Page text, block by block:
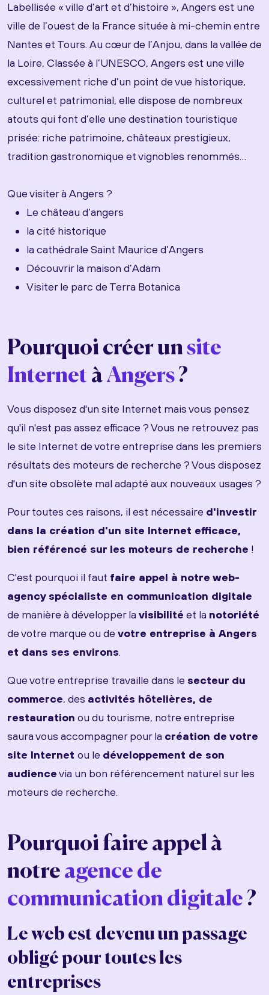
Labellisée « ville d’art et d’histoire », Angers est une
ville de l’ouest de la France située à mi-chemin entre
Nantes et Tours. Au cœur de l’Anjou, dans la vallée de
la Loire, Classée à l’UNESCO, Angers est une ville
excessivement riche d’un point de vue historique,
culturel et patrimonial, elle dispose de nombreux
atouts qui font d’elle une destination touristique
prisée: riche patrimoine, châteaux prestigieux,
tradition gastronomique et vignobles renommés…
Que visiter à Angers ?
Le château d’angers
la cité historique
la cathédrale Saint Maurice d’Angers
Découvrir la maison d’Adam
Visiter le parc de Terra Botanica
Pourquoi créer unsite
Internet àAngers?
Vous disposez d'un site Internet mais vous pensez
qu'il n'est pas assez efficace ? Vous ne retrouvez pas
le site Internet de votre entreprise dans les premiers
résultats des moteurs de recherche ? Vous disposez
d'un site obsolète mal adapté aux nouveaux usages ?
Pour toutes ces raisons, il est nécessaire d'investir
dans la création d'un site Internet efficace,
bien référencé sur les moteurs de recherche !
C'est pourquoi il faut faire appel à notre web-
agency spécialiste en communication digitale
de manière à développer la visibilité et la notoriété
de votre marque ou de votre entreprise à Angers
et dans ses environs.
Que votre entreprise travaille dans le secteur du
commerce, des activités hôtelières, de
restauration ou du tourisme, notre entreprise
saura vous accompagner pour la création de votre
site Internet ou le développement de son
audiencevia un bon référencement naturel sur les
moteurs de recherche.
Pourquoi faire appel à
notre agence de
communication digitale ?
Le web est devenu un passage
obligé pour toutes les
entreprises